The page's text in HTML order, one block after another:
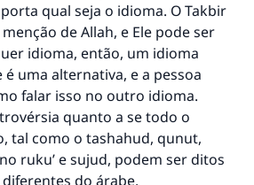
qual seja o idioma. O Takbir
de Allah, e Ele pode ser
idioma, então, um idioma
uma alternativa, e a pessoa
falar isso no outro idioma.
quanto a se todo o
tal como o tashahud, qunut,
ruku’ e sujud, podem ser ditos
do árabe.